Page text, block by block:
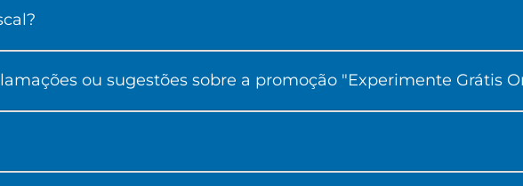
ou sugestões sobre a promoção "Experimente Grátis